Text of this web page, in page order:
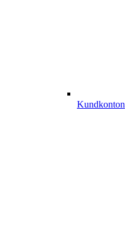
Kundkonton